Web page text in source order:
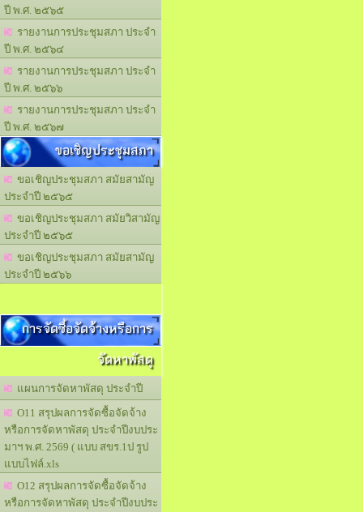
ปี พ.ศ. ๒๕๖๕
รายงานการประชุมสภา ประจำ
ปี พ.ศ. ๒๕๖๔
รายงานการประชุมสภา ประจำ
ปี พ.ศ. ๒๕๖๖
รายงานการประชุมสภา ประจำ
ปี พ.ศ. ๒๕๖๗
ขอเชิญประชุมสภา
ขอเชิญประชุมสภา สมัยสามัญ
ประจำปี ๒๕๖๕
ขอเชิญประชุมสภา สมัยวิสามัญ
ประจำปี ๒๕๖๕
ขอเชิญประชุมสภา สมัยสามัญ
ประจำปี ๒๕๖๖
การจัดซื้อจัดจ้างหรือการ
จัดหาพัสดุ
แผนการจัดหาพัสดุ ประจำปี
O11 สรุปผลการจัดซื้อจัดจ้าง
หรือการจัดหาพัสดุ ประจำปีงบประ
มาฯ พ.ศ. 2569 ( แบบ สขร.1ป รูป
แบบไฟล์.xls
O12 สรุปผลการจัดซื้อจัดจ้าง
หรือการจัดหาพัสดุ ประจำปีงบประ